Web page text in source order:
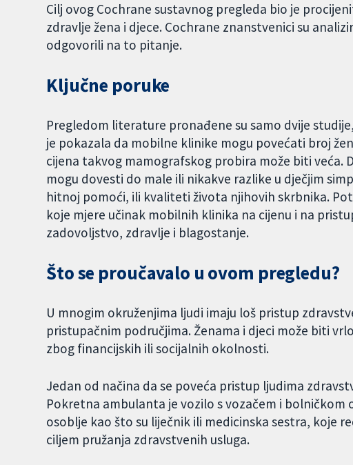
Cilj ovog Cochrane sustavnog pregleda bio je
zdravlje žena i djece. Cochrane znanstvenici su
odgovorili na to pitanje.
Ključne poruke
Pregledom literature pronađene su samo dvije
je pokazala da mobilne klinike mogu povećati broj
cijena takvog mamografskog probira može biti veća.
mogu dovesti do male ili nikakve razlike u dječjim
hitnoj pomoći, ili kvaliteti života njihovih skrbnika.
koje mjere učinak mobilnih klinika na cijenu i na
zadovoljstvo, zdravlje i blagostanje.
Što se proučavalo u ovom pregledu?
U mnogim okruženjima ljudi imaju loš pristup
pristupačnim područjima. Ženama i djeci može biti
zbog financijskih ili socijalnih okolnosti.
Jedan od načina da se poveća pristup ljudima
Pokretna ambulanta je vozilo s vozačem i bolničkom
osoblje kao što su liječnik ili medicinska sestra, koje
ciljem pružanja zdravstvenih usluga.